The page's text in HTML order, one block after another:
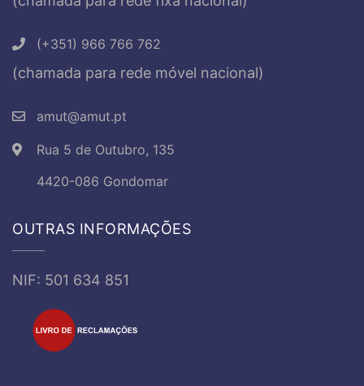
(+351) 966 766 762
(chamada para rede móvel nacional)
amut@amut.pt
Rua 5 de Outubro, 135
4420-086 Gondomar
OUTRAS INFORMAÇÕES
NIF: 501 634 851